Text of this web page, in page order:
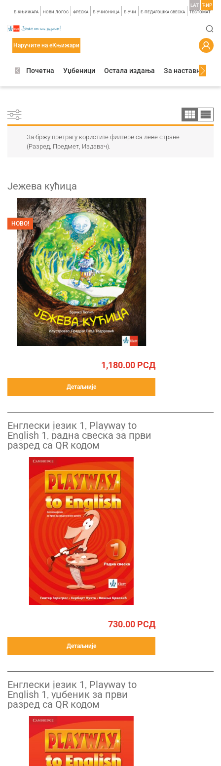
E-КЊИЖАРА НОВИ ЛОГОС ФРЕСКА E-УЧИОНИЦА E-УЧИ Е-ПЕДАГОШКА СВЕСКА TЕСТОМАТ
LAT ЋИР
Наручите на еКњижари
Почетна Уџбеници Остала издања За наставнике
За бржу претрагу користите филтере са леве стране
(Разред, Предмет, Издавач).
НОВО!
Јежева кућица
1,180.00 РСД
Детаљније
Енглески језик 1, Playway to
English 1, радна свеска за први
разред са QR кодом
730.00 РСД
Детаљније
Енглески језик 1, Playway to
English 1, уџбеник за први
разред са QR кодом